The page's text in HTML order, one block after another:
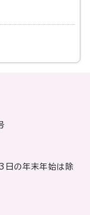
日の年末年始は除